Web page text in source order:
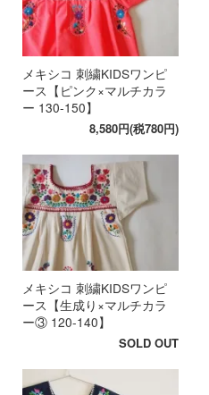
メキシコ 刺繍KIDSワンピ
ース【ピンク×マルチカラ
ー 130-150】
8,580円(税780円)
メキシコ 刺繍KIDSワンピ
ース【生成り×マルチカラ
ー③ 120-140】
SOLD OUT